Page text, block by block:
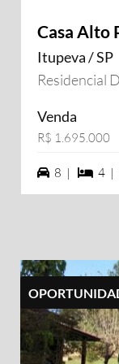
Casa Alto
Itupeva / SP
Residencial
Venda
R$ 1.695.000
8 vagas na
8 | 44 |